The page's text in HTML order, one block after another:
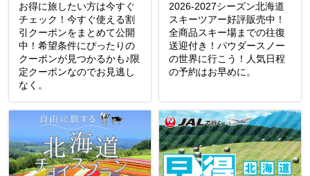
お得に旅したい方は今すぐ
チェック！今すぐ使える割
引クーポンをまとめて公開
中！希望条件にぴったりの
クーポンが見つかるかも♪限
定クーポンなのでお見逃し
なく。
2026-2027シーズン北海道
スキーツアー好評販売中！
全商品スキー場までの往復
送迎付き！パウダースノー
の世界に行こう！人気日程
の予約はお早めに。